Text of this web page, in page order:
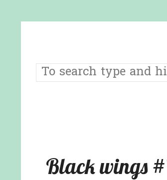
Black wings